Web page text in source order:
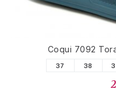
Coqui 7092
37 38